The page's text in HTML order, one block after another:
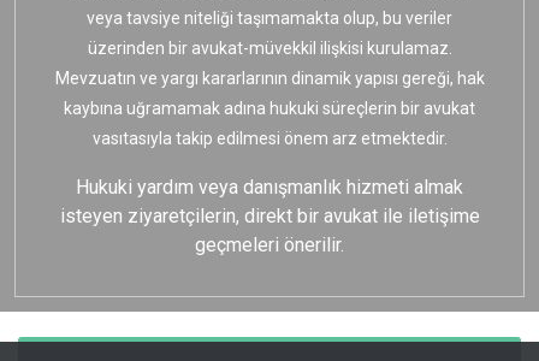
veya tavsiye niteliği taşımamakta olup, bu veriler
üzerinden bir avukat-müvekkil ilişkisi kurulamaz.
Mevzuatın ve yargı kararlarının dinamik yapısı gereği, hak
kaybına uğramamak adına hukuki süreçlerin bir avukat
vasıtasıyla takip edilmesi önem arz etmektedir.
Hukuki yardım veya danışmanlık hizmeti almak
isteyen ziyaretçilerin, direkt bir avukat ile iletişime
geçmeleri önerilir.